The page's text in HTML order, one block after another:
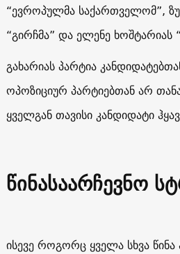
“ევროპულმა საქართველომ”,
“გირჩმა” და ელენე ხოშტარიას
გახარიას პარტია
ოპოზიციურ პარტიებთან არ
ყველგან თავისი კანდიდატი
წინასაარჩევნო
ისევე როგორც ყველა სხვა